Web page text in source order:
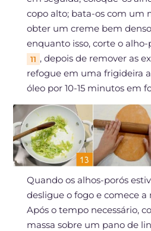
copo alto; bata-os com um
obter um creme bem denso
enquanto isso, corte o
11 , depois de remover as
refogue em uma frigideira
óleo por 10-15 minutos em
Quando os alhos-porós
desligue o fogo e comece
Após o tempo necessário,
massa sobre um pano de